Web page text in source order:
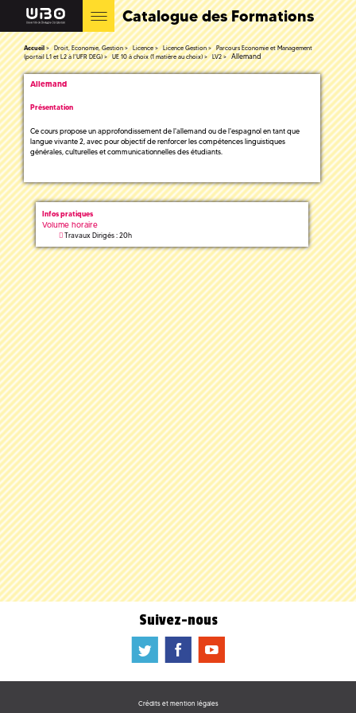
Catalogue des Formations
Accueil Droit, Economie, Gestion Licence Licence Gestion
Parcours Economie et Management
(portail L1 et L2 à l'UFR DEG)
UE 10 à choix (1 matière au choix) LV2 Allemand
Allemand
Présentation
Ce cours propose un approfondissement de l'allemand ou de l'espagnol en tant que
langue vivante 2, avec pour objectif de renforcer les compétences linguistiques
générales, culturelles et communicationnelles des étudiants.
Infos pratiques
Volume horaire
Travaux Dirigés : 20h
Suivez-nous
a b f
Crédits et mention légales